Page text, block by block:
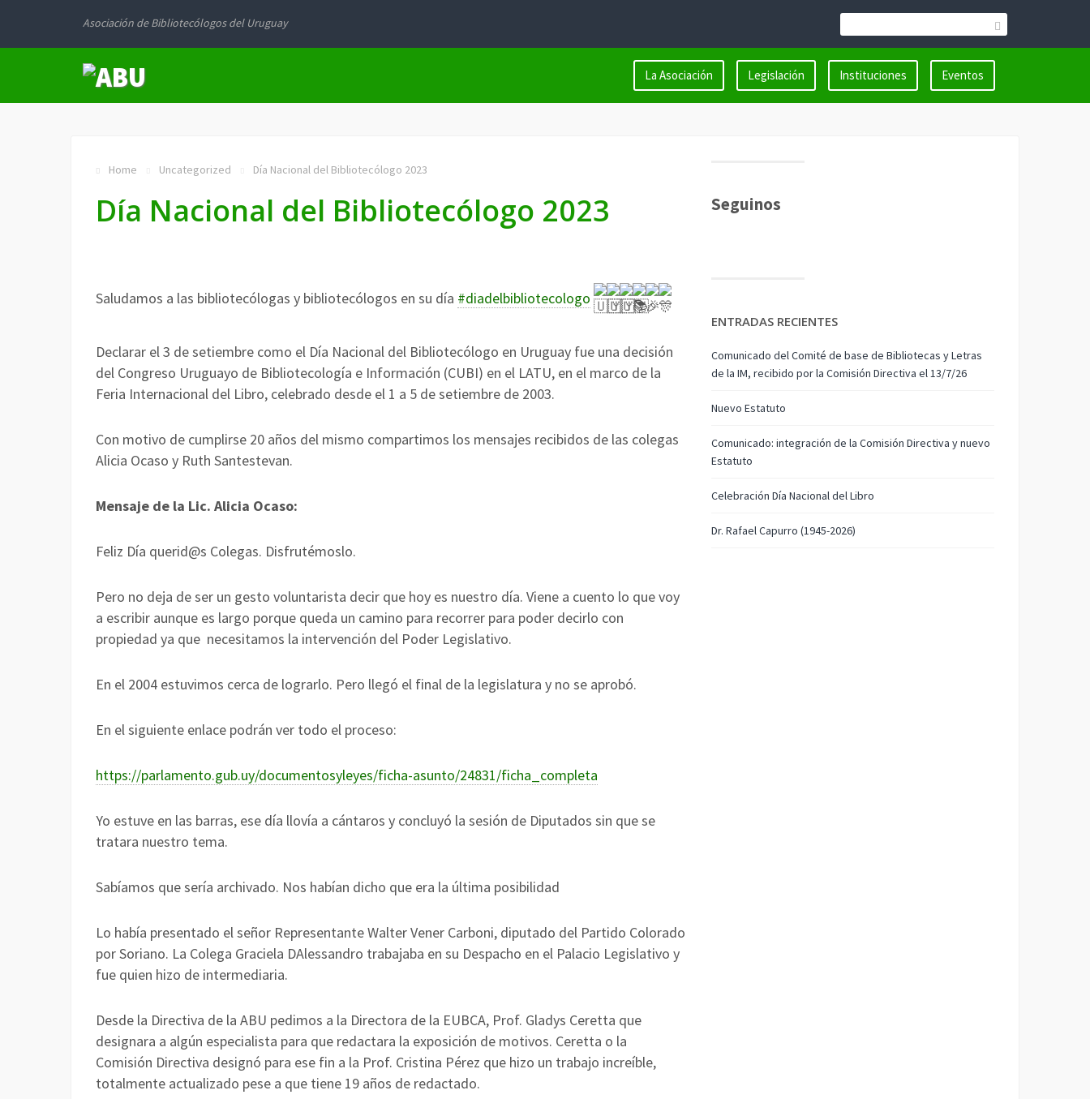
Asociación de Bibliotecólogos del Uruguay
La Asociación Legislación Instituciones Eventos
Home Uncategorized Día Nacional del Bibliotecólogo 2023
Día Nacional del Bibliotecólogo 2023
Saludamos a las bibliotecólogas y bibliotecólogos en su día #diadelbibliotecologo
Declarar el 3 de setiembre como el Día Nacional del Bibliotecólogo en Uruguay fue una decisión
del Congreso Uruguayo de Bibliotecología e Información (CUBI) en el LATU, en el marco de la
Feria Internacional del Libro, celebrado desde el 1 a 5 de setiembre de 2003.
Con motivo de cumplirse 20 años del mismo compartimos los mensajes recibidos de las colegas
Alicia Ocaso y Ruth Santestevan.
Mensaje de la Lic. Alicia Ocaso:
Feliz Día querid@s Colegas. Disfrutémoslo.
Pero no deja de ser un gesto voluntarista decir que hoy es nuestro día. Viene a cuento lo que voy
a escribir aunque es largo porque queda un camino para recorrer para poder decirlo con
propiedad ya que necesitamos la intervención del Poder Legislativo.
En el 2004 estuvimos cerca de lograrlo. Pero llegó el final de la legislatura y no se aprobó.
En el siguiente enlace podrán ver todo el proceso:
https://parlamento.gub.uy/documentosyleyes/ficha-asunto/24831/ficha_completa
Yo estuve en las barras, ese día llovía a cántaros y concluyó la sesión de Diputados sin que se
tratara nuestro tema.
Sabíamos que sería archivado. Nos habían dicho que era la última posibilidad
Lo había presentado el señor Representante Walter Vener Carboni, diputado del Partido Colorado
por Soriano. La Colega Graciela DAlessandro trabajaba en su Despacho en el Palacio Legislativo y
fue quien hizo de intermediaria.
Desde la Directiva de la ABU pedimos a la Directora de la EUBCA, Prof. Gladys Ceretta que
designara a algún especialista para que redactara la exposición de motivos. Ceretta o la
Comisión Directiva designó para ese fin a la Prof. Cristina Pérez que hizo un trabajo increíble,
totalmente actualizado pese a que tiene 19 años de redactado.
Seguinos
ENTRADAS RECIENTES
Comunicado del Comité de base de Bibliotecas y Letras
de la IM, recibido por la Comisión Directiva el 13/7/26
Nuevo Estatuto
Comunicado: integración de la Comisión Directiva y nuevo
Estatuto
Celebración Día Nacional del Libro
Dr. Rafael Capurro (1945-2026)